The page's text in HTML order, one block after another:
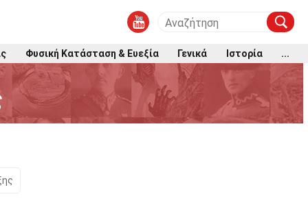
Φυσική Κατάσταση & Ευεξία Γενικά Ιστορία
...